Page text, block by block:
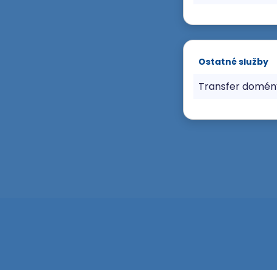
Ostatné služby
Transfer